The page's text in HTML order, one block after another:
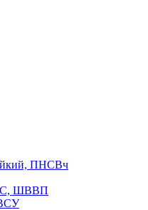
ПНСВч
ШВВП